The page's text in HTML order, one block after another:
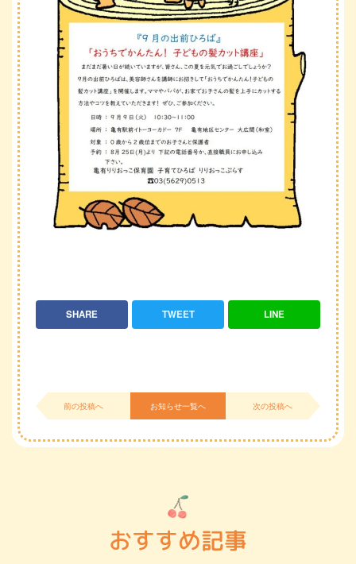
SHARE TWEET LINE
前の投稿へ お知らせ一覧へ 次の投稿へ
おすすめ記事